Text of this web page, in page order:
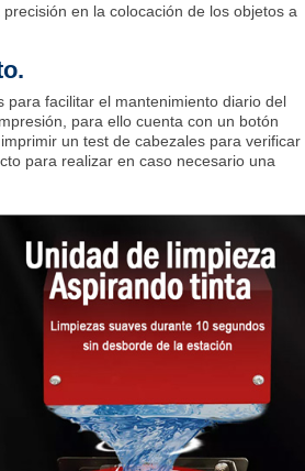
en la colocación de los objetos a
para facilitar el mantenimiento diario del
para ello cuenta con un botón
un test de cabezales para verificar
para realizar en caso necesario una